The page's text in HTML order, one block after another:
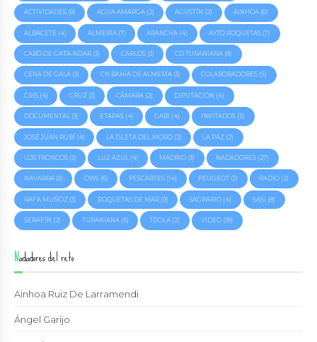
ACTIVIDADES(9) AGUA AMARGA(2) AGUSTÍN (2) AINHOA (6)
ALBACETE (4) ALMERÍA(7) ARANCHA (4) AYTO ROQUETAS (7)
CABO DE GATA-NÍJAR(3) CARLOS(3) CD TURANIANA (8)
CENA DE GALA(3) CN BAHÍA DE ALMERÍA(3) COLABORADORES (5)
CRIS(4) CRUZ(3) CÁMARA (2) DIPUTACIÓN (4)
DOCUMENTAL(3) ETAPAS(4) GABI (4) INVITADOS (5)
JOSÉ JUAN RUBÍ (4) LA ISLETA DEL MORO(2) LA PAZ (2)
LOS TRONCOS(3) LUZ AZUL (4) MADRID (3) NADADORES (27)
NAVARRA(3) OWS(6) PESCARTES (14) PEUGEOT (3) RADIO (2)
RAFA MUÑOZ(3) ROQUETAS DE MAR(9) SAGRARIO (4) SASI (8)
SERAFÍN (2) TURANIANA(5) TÍJOLA (2) VIDEO (18)
Nadadores del reto
Ainhoa Ruiz De Larramendi
Ángel Garijo